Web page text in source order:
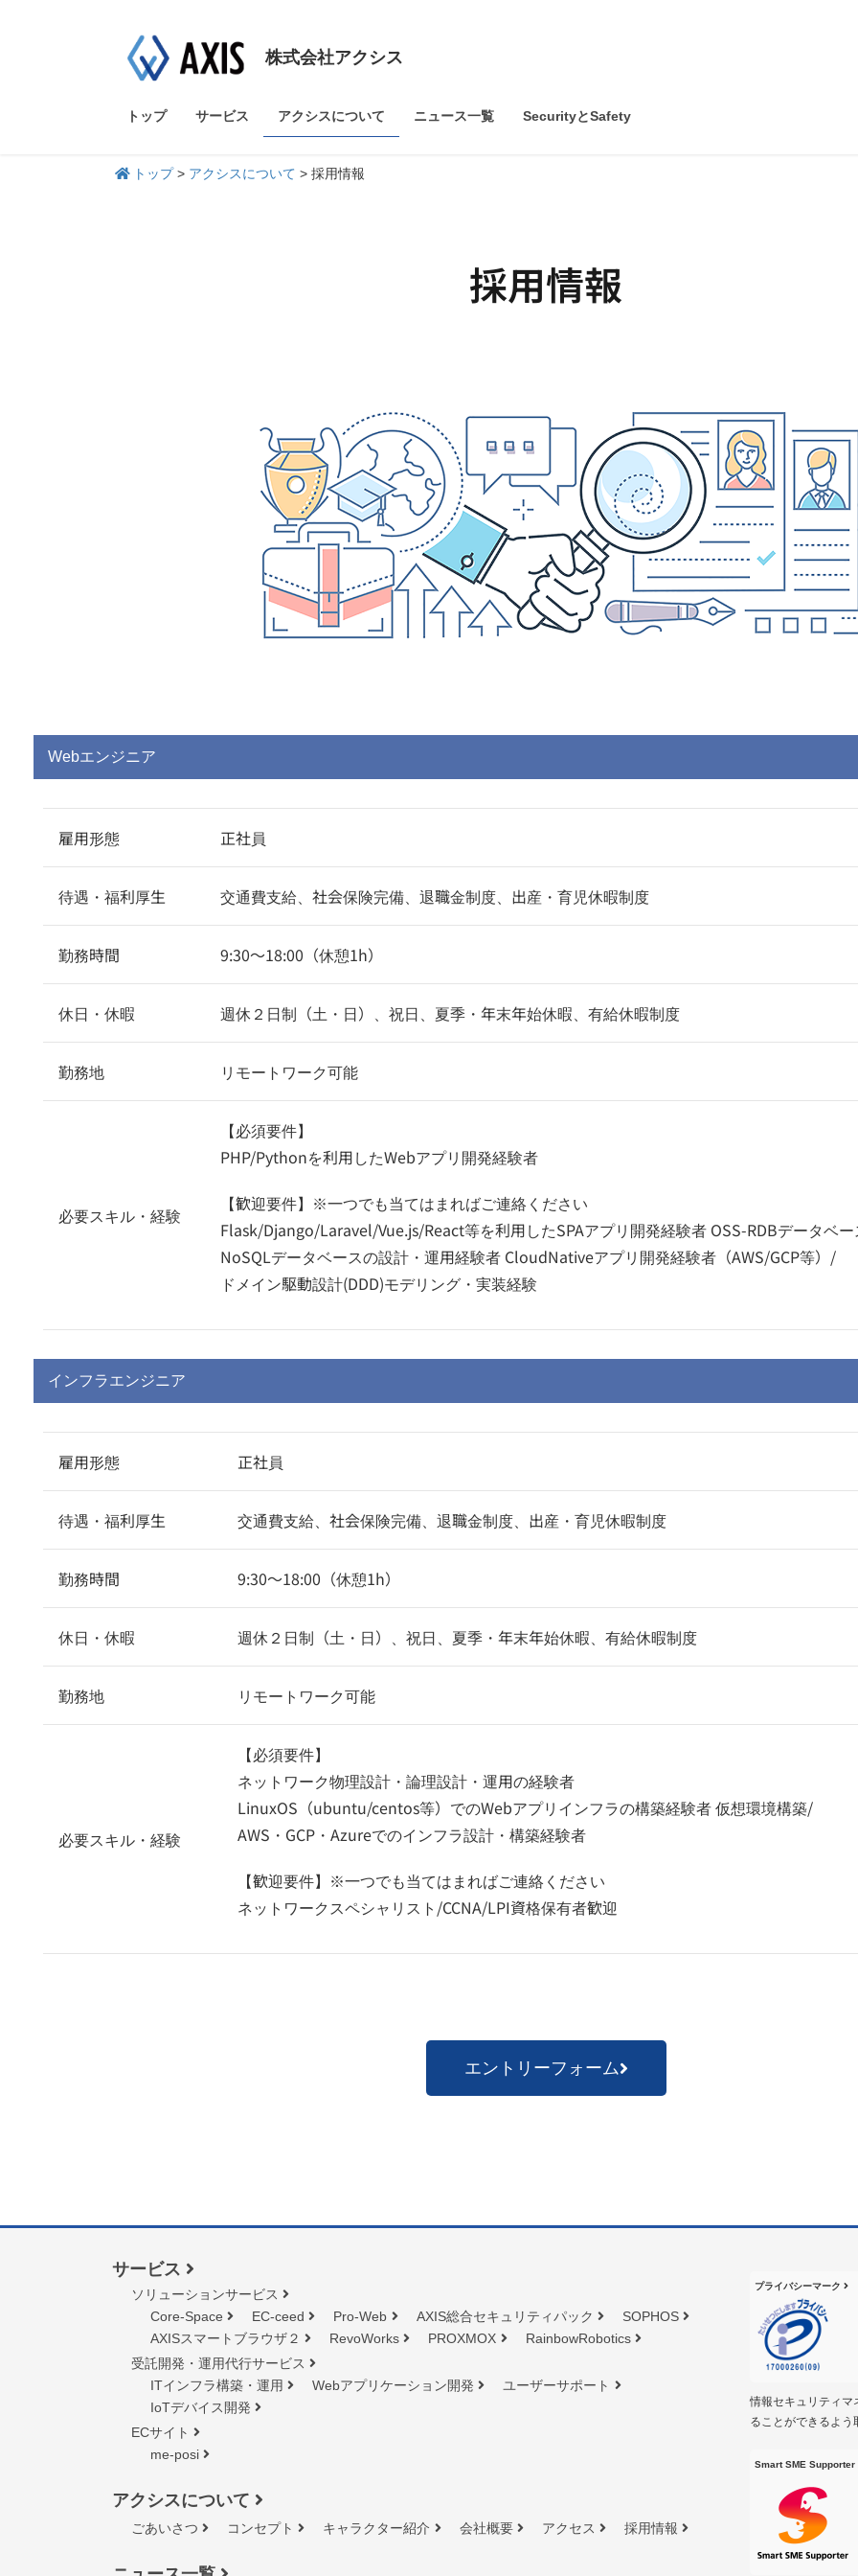
株式会社アクシス
トップ サービス アクシスについて ニュース一覧 SecurityとSafety
トップ> アクシスについて > 採用情報
採用情報
Webエンジニア
雇用形態 正社員
待遇・福利厚生 交通費支給、社会保険完備、退職金制度、出産・育児休暇制度
勤務時間 9:30〜18:00（休憩1h）
休日・休暇 週休２日制（土・日）、祝日、夏季・年末年始休暇、有給休暇制度
勤務地 リモートワーク可能
必要スキル・経験
【必須要件】
PHP/Pythonを利用したWebアプリ開発経験者
【歓迎要件】※一つでも当てはまればご連絡ください
Flask/Django/Laravel/Vue.js/React等を利用したSPAアプリ開発経験者 OSS-RDBデータベ
NoSQLデータベースの設計・運用経験者 CloudNativeアプリ開発経験者（AWS/GCP等）/
ドメイン駆動設計(DDD)モデリング・実装経験
インフラエンジニア
雇用形態 正社員
待遇・福利厚生 交通費支給、社会保険完備、退職金制度、出産・育児休暇制度
勤務時間 9:30〜18:00（休憩1h）
休日・休暇 週休２日制（土・日）、祝日、夏季・年末年始休暇、有給休暇制度
勤務地 リモートワーク可能
必要スキル・経験
【必須要件】
ネットワーク物理設計・論理設計・運用の経験者
LinuxOS（ubuntu/centos等）でのWebアプリインフラの構築経験者 仮想環境構築/
AWS・GCP・Azureでのインフラ設計・構築経験者
【歓迎要件】※一つでも当てはまればご連絡ください
ネットワークスペシャリスト/CCNA/LPI資格保有者歓迎
エントリーフォーム
サービス
ソリューションサービス
Core-Space
EC-ceed Pro-Web AXIS総合セキュリティパック
SOPHOS
AXISスマートブラウザ２
RevoWorks PROXMOX
RainbowRobotics
受託開発・運用代行サービス
ITインフラ構築・運用
Webアプリケーション開発
ユーザーサポート
IoTデバイス開発
ECサイト
me-posi
アクシスについて
ごあいさつ コンセプト キャラクター紹介 会社概要 アクセス 採用情報
プライバシーマーク
情報セキュリティマ
ることができるよ
Smart SME Supporter